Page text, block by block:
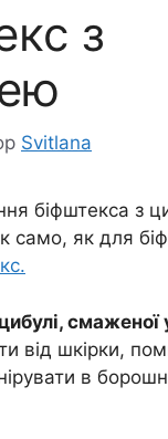
з
Svitlana
біфштекса з
само, як для
смаженої
від шкірки,
в